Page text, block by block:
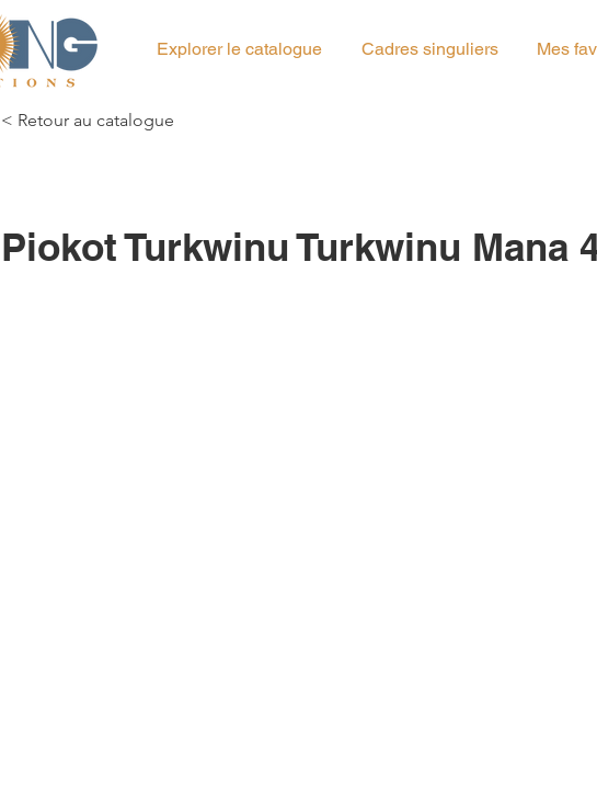
Explorer le catalogue Cadres singuliers Mes
< Retour au catalogue
Piokot Turkwinu Turkwinu Mana